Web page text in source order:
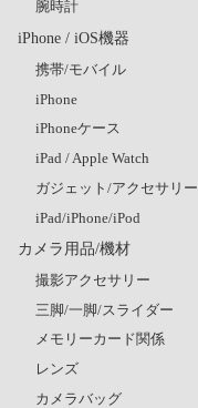
腕時計
iPhone / iOS機器
携帯/モバイル
iPhone
iPhoneケース
iPad / Apple Watch
ガジェット/アクセサリー
iPad/iPhone/iPod
カメラ用品/機材
撮影アクセサリー
三脚/一脚/スライダー
メモリーカード関係
レンズ
カメラバッグ